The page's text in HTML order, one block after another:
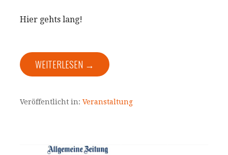
Hier gehts lang!
WEITERLESEN →
Veröffentlicht in: Veranstaltung